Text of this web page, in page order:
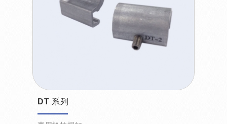
DT 系列